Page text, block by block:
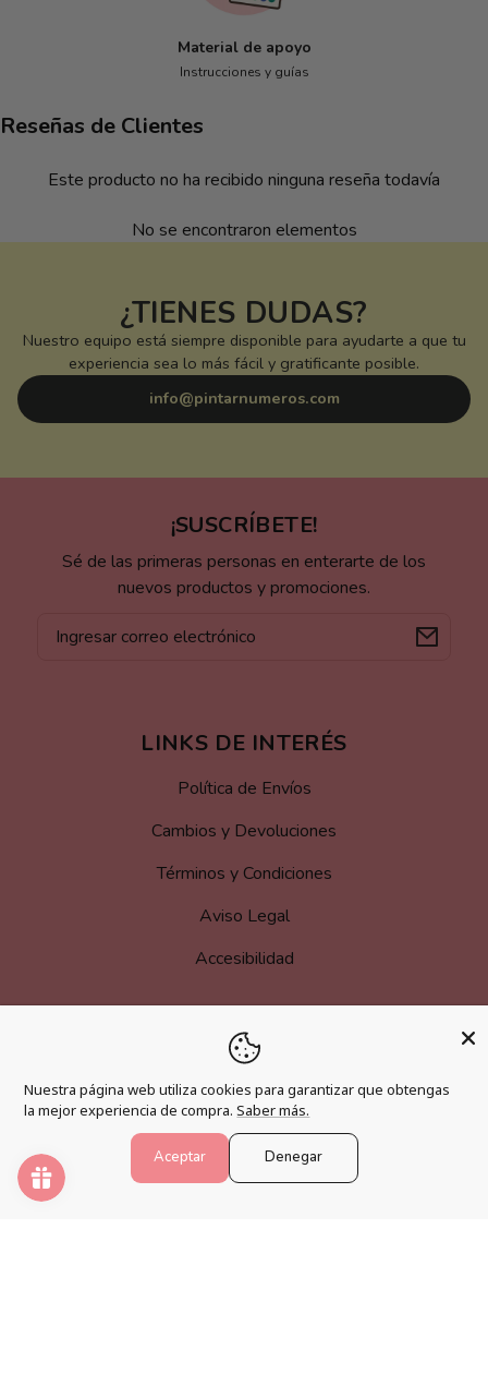
Material de apoyo
Instrucciones y guías
Reseñas de Clientes
Este producto no ha recibido ninguna reseña todavía
No se encontraron elementos
¿TIENES DUDAS?
Nuestro equipo está siempre disponible para ayudarte a que tu
experiencia sea lo más fácil y gratificante posible.
info@pintarnumeros.com
¡SUSCRÍBETE!
Sé de las primeras personas en enterarte de los
nuevos productos y promociones.
electrónico
LINKS DE INTERÉS
Política de Envíos
Cambios y Devoluciones
Términos y Condiciones
Aviso Legal
Accesibilidad
MÁS INFORMACIÓN
Hazte afiliado
Programa de fidelización
Nuestra página web utiliza cookies para garantizar que obtengas
la mejor experiencia de compra. Saber más.
Aceptar Denegar